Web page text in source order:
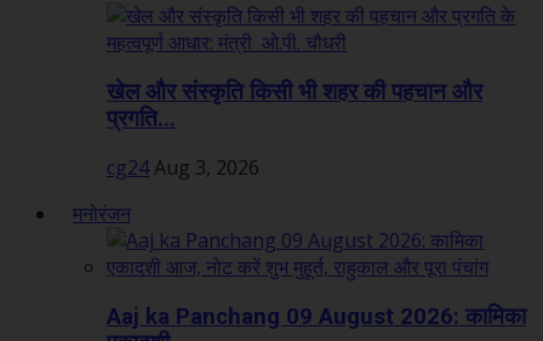
खेल और संस्कृति किसी भी शहर की पहचान और
प्रगति...
cg24Aug 3, 2026
मनोरंजन
Aaj ka Panchang 09 August 2026: कामिका